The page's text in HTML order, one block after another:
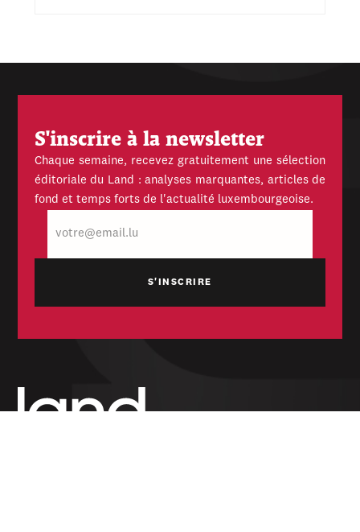
S'inscrire à la newsletter
Chaque semaine, recevez gratuitement une sélection
éditoriale du Land : analyses marquantes, articles de
fond et temps forts de l'actualité luxembourgeoise.
mail